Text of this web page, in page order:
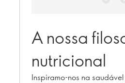
A nossa
nutricional
Inspiramo-nos na